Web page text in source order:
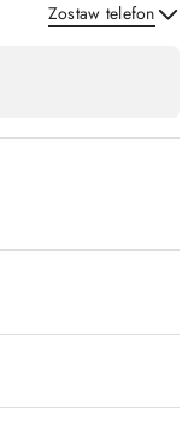
Zostaw telefon